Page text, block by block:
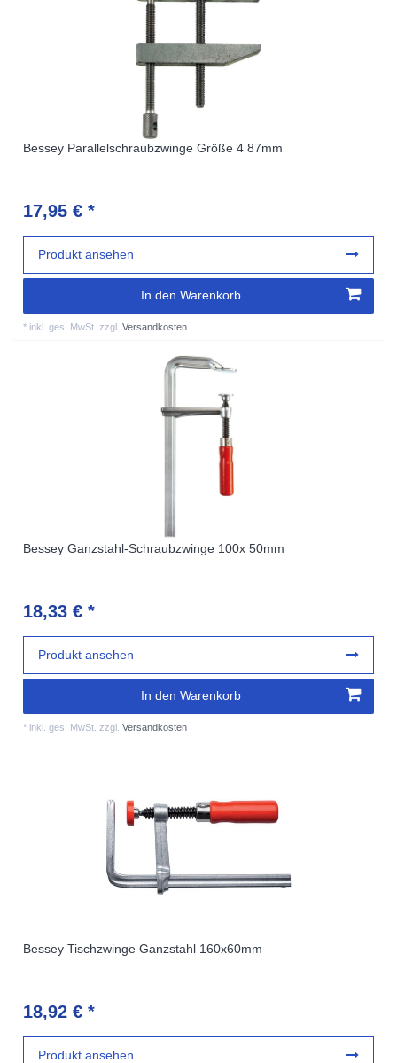
Bessey Parallelschraubzwinge Größe 4 87mm
17,95 € *
In den Warenkorb
* inkl. ges. MwSt. zzgl.Versandkosten
Produkt ansehen
Bessey Ganzstahl-Schraubzwinge 100x 50mm
18,33 € *
In den Warenkorb
* inkl. ges. MwSt. zzgl.Versandkosten
Produkt ansehen
Bessey Tischzwinge Ganzstahl 160x60mm
18,92 € *
Produkt ansehen